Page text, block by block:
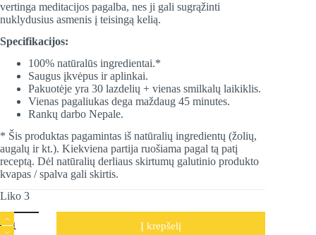
vertinga meditacijos pagalba, nes ji gali sugrąžinti
nuklydusius asmenis į teisingą kelią.
Specifikacijos:
100% natūralūs ingredientai.*
Saugus įkvėpus ir aplinkai.
Pakuotėje yra 30 lazdelių + vienas smilkalų laikiklis.
Vienas pagaliukas dega maždaug 45 minutes.
Rankų darbo Nepale.
* Šis produktas pagamintas iš natūralių ingredientų (žolių,
augalų ir kt.). Kiekviena partija ruošiama pagal tą patį
receptą. Dėl natūralių derliaus skirtumų galutinio produkto
kvapas / spalva gali skirtis.
Liko 3
produkto
kiekis:
Į krepšelį